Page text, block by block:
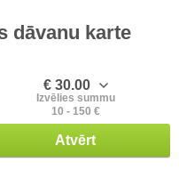
dāvanu karte
€ 30.00
Izvēlies summu
10 - 150 €
Atvērt